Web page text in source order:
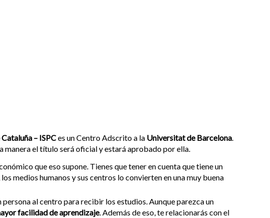
– ISPCes un Centro Adscrito a la Universitat de Barcelona
manera el título será oficial y estará aprobado por ella.
que eso supone. Tienes que tener en cuenta que tiene un
medios humanos y sus centros lo convierten en una muy buena
persona al centro para recibir los estudios. Aunque parezca un
facilidad de aprendizaje. Además de eso, te relacionarás con el